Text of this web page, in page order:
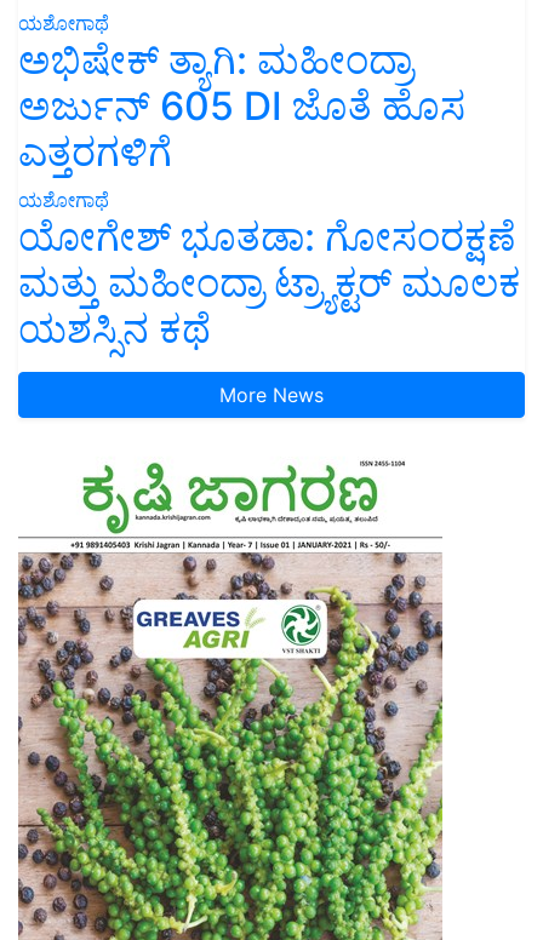
ಯಶೋಗಾಥೆ
ಅಭಿಷೇಕ್ ತ್ಯಾಗಿ: ಮಹೀಂದ್ರಾ
ಅರ್ಜುನ್ 605 DI ಜೊತೆ ಹೊಸ
ಎತ್ತರಗಳಿಗೆ
ಯಶೋಗಾಥೆ
ಯೋಗೇಶ್ ಭೂತಡಾ: ಗೋಸಂರಕ್ಷಣೆ
ಮತ್ತು ಮಹೀಂದ್ರಾ ಟ್ರ್ಯಾಕ್ಟರ್ ಮೂಲಕ
ಯಶಸ್ಸಿನ ಕಥೆ
More News